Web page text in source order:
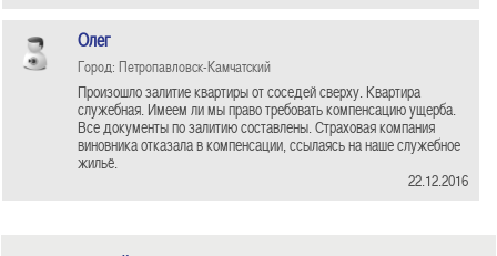
Олег
Город: Петропавловск-Камчатский
Произошло залитие квартиры от соседей сверху. Квартира
служебная. Имеем ли мы право требовать компенсацию ущерба.
Все документы по залитию составлены. Страховая компания
виновника отказала в компенсации, ссылаясь на наше служебное
жильё.
22.12.2016